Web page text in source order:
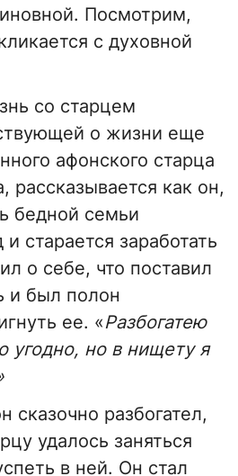
Посмотрим,
с духовной
со старцем
о жизни еще
афонского старца
рассказывается как он,
бедной семьи
старается заработать
о себе, что поставил
и был полон
ее. «Разбогатею
угодно, но в нищету я
сказочно разбогател,
удалось заняться
в ней. Он стал